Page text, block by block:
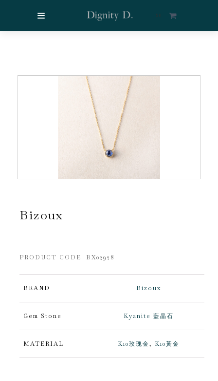
$ 0
Bizoux
PRODUCT CODE: BX02928
BRAND Bizoux
Gem Stone Kyanite 藍晶石
MATERIAL K10玫瑰金, K10黃金